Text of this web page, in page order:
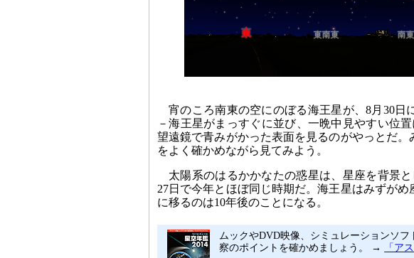
宵のころ南東の空にのぼる海王星が、8月30
－海王星がまっすぐに並び、一晩中見やすい位
望遠鏡で青みがかった表面を見るのがやっとだ
をよく確かめながら見てみよう。
太陽系のはるかかなたの惑星は、星座を背景
27日で今年とほぼ同じ時期だ。海王星はみずが
に移るのは10年後のことになる。
ムックやDVD映像、シミュレーションソフ
察のポイントを確かめましょう。 →
「ア